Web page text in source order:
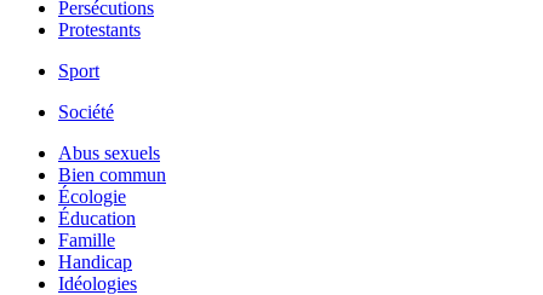
Persécutions
Protestants
Sport
Société
Abus sexuels
Bien commun
Écologie
Éducation
Famille
Handicap
Idéologies